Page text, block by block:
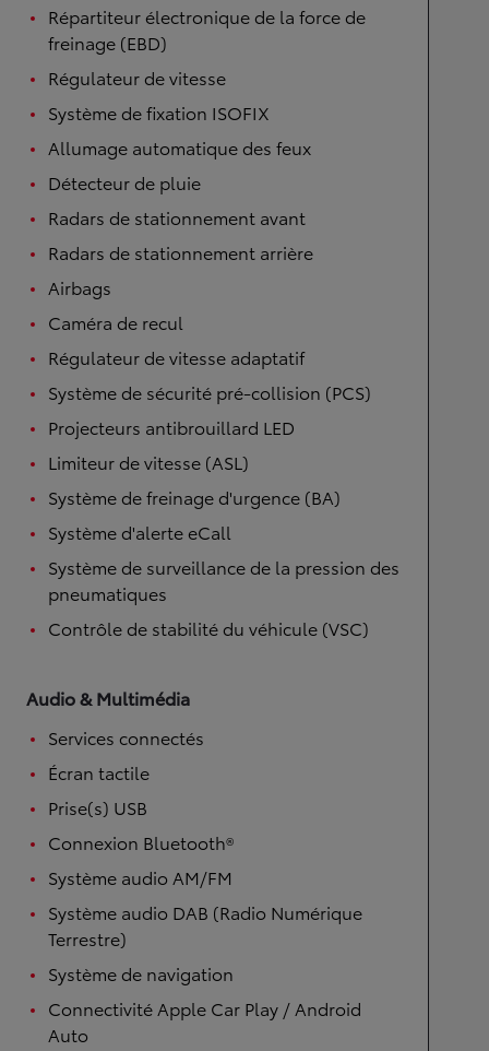
Répartiteur électronique de la force de
freinage (EBD)
Régulateur de vitesse
Système de fixation ISOFIX
Allumage automatique des feux
Détecteur de pluie
Radars de stationnement avant
Radars de stationnement arrière
Airbags
Caméra de recul
Régulateur de vitesse adaptatif
Système de sécurité pré-collision (PCS)
Projecteurs antibrouillard LED
Limiteur de vitesse (ASL)
Système de freinage d'urgence (BA)
Système d'alerte eCall
Système de surveillance de la pression des
pneumatiques
Contrôle de stabilité du véhicule (VSC)
Audio & Multimédia
Services connectés
Écran tactile
Prise(s) USB
Connexion Bluetooth®
Système audio AM/FM
Système audio DAB (Radio Numérique
Terrestre)
Système de navigation
Connectivité Apple Car Play / Android
Auto